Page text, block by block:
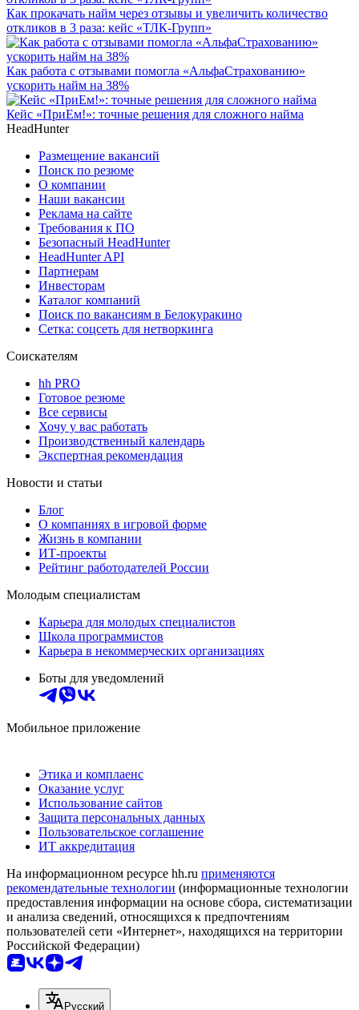
Как прокачать найм через отзывы и увеличить количество
откликов в 3 раза: кейс «ТЛК-Групп»
Как работа с отзывами помогла «АльфаСтрахованию»
ускорить найм на 38%
Кейс «ПриЕм!»: точные решения для сложного найма
HeadHunter
Размещение вакансий
Поиск по резюме
О компании
Наши вакансии
Реклама на сайте
Требования к ПО
Безопасный HeadHunter
HeadHunter API
Партнерам
Инвесторам
Каталог компаний
Поиск по вакансиям в Белокуракино
Сетка: соцсеть для нетворкинга
Соискателям
hh PRO
Готовое резюме
Все сервисы
Хочу у вас работать
Производственный календарь
Экспертная рекомендация
Новости и статьи
Блог
О компаниях в игровой форме
Жизнь в компании
ИТ-проекты
Рейтинг работодателей России
Молодым специалистам
Карьера для молодых специалистов
Школа программистов
Карьера в некоммерческих организациях
Боты для уведомлений
Мобильное приложение
Этика и комплаенс
Оказание услуг
Использование сайтов
Защита персональных данных
Пользовательское соглашение
ИТ аккредитация
На информационном ресурсе hh.ru применяются
рекомендательные технологии (информационные технологии
предоставления информации на основе сбора, систематизации
и анализа сведений, относящихся к предпочтениям
пользователей сети «Интернет», находящихся на территории
Российской Федерации)
Русский